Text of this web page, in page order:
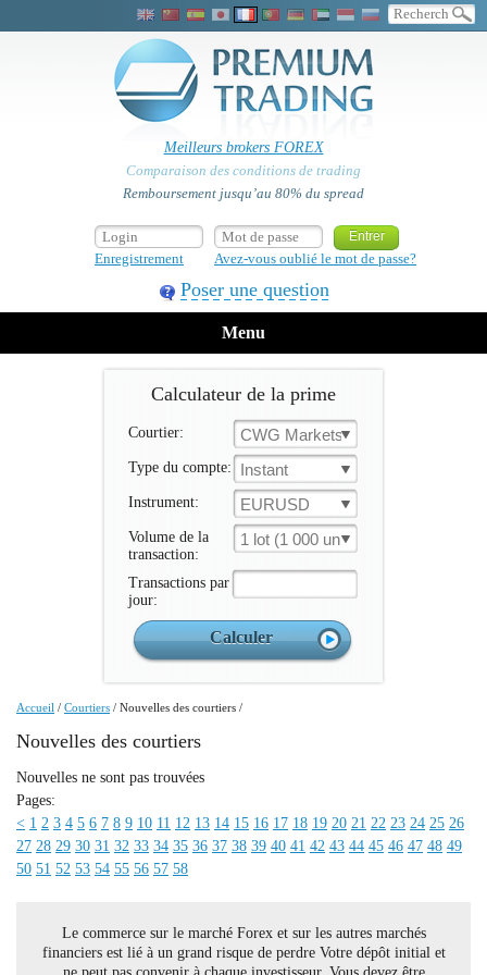
Meilleurs brokers FOREX
Comparaison des conditions de trading
Remboursement jusqu’au 80% du spread
Enregistrement Avez-vous oublié le mot de passe?
Poser une question
Menu
Calculateur de la prime
Courtier: CWG Markets
Type du compte: Instant
Instrument: EURUSD
Volume de la
transaction:
1 lot (1 000 un.)
Transactions par
jour:
Accueil / Courtiers / Nouvelles des courtiers /
Nouvelles des courtiers
Nouvelles ne sont pas trouvées
Pages:
< 1 2 3 4 5 6 7 8 9 10 11 12 13 14 15 16 17 18 19 20 21 22 23 24 25 26
27 28 29 30 31 32 33 34 35 36 37 38 39 40 41 42 43 44 45 46 47 48 49
50 51 52 53 54 55 56 57 58
Le commerce sur le marché Forex et sur les autres marchés
financiers est lié à un grand risque de perdre Votre dépôt initial et